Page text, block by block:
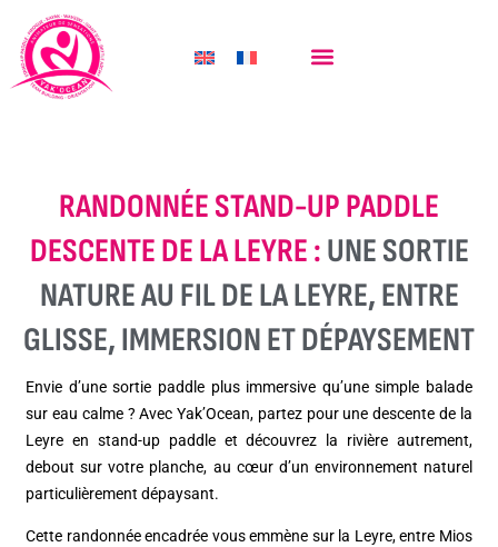
RANDONNÉE STAND-UP PADDLE
DESCENTE DE LA LEYRE :UNE SORTIE
NATURE AU FIL DE LA LEYRE, ENTRE
GLISSE, IMMERSION ET DÉPAYSEMENT
Envie d’une sortie paddle plus immersive qu’une simple balade
sur eau calme ? Avec Yak’Ocean, partez pour une descente de la
Leyre en stand-up paddle et découvrez la rivière autrement,
debout sur votre planche, au cœur d’un environnement naturel
particulièrement dépaysant.
Cette randonnée encadrée vous emmène sur la Leyre, entre Mios